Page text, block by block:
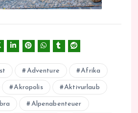
Adventure Afrika
Akropolis Aktivurlaub
Alpenabenteuer